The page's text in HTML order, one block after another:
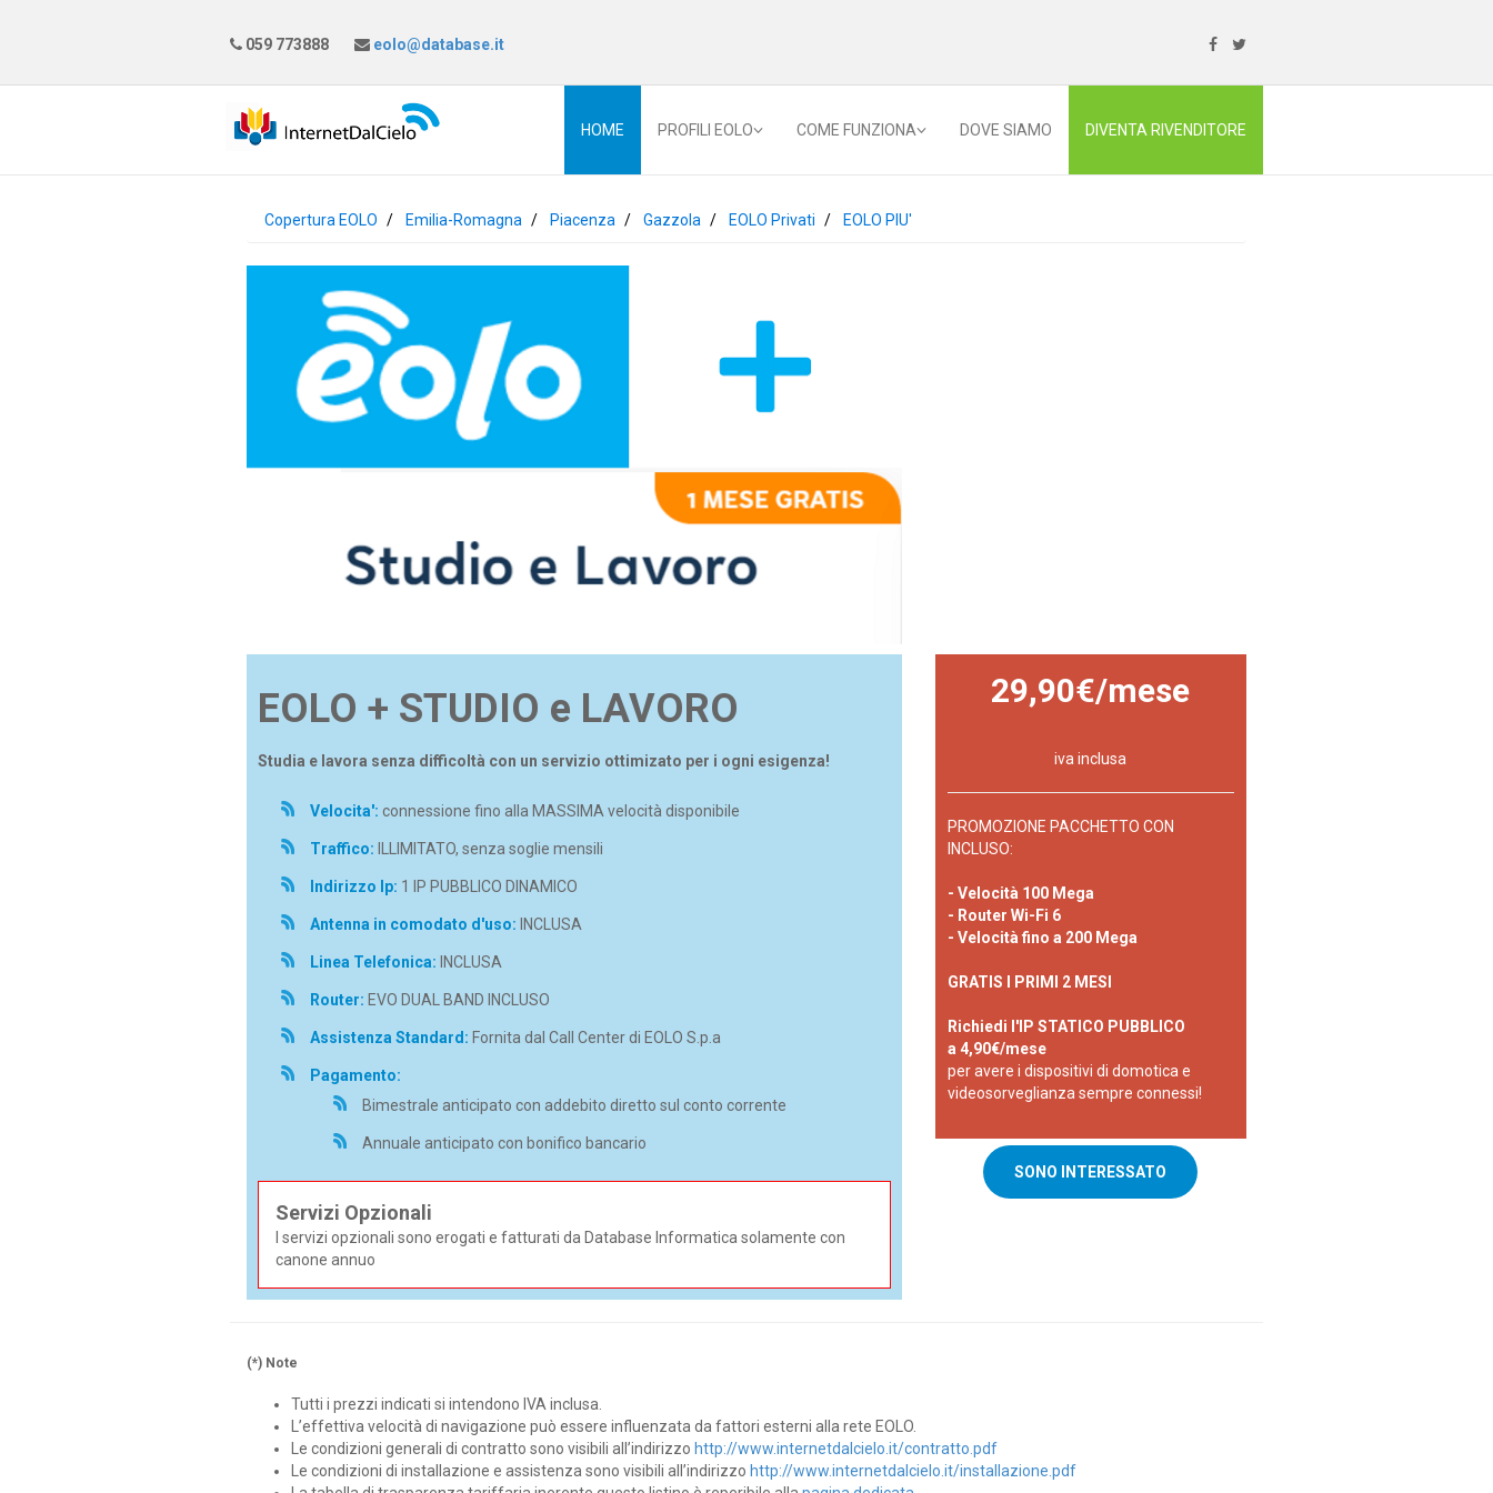
059 773888 eolo@database.it
HOME PROFILI EOLO COME FUNZIONA DOVE SIAMO DIVENTA RIVENDITORE
Copertura EOLO Emilia-Romagna Piacenza Gazzola EOLO Privati EOLO PIU'
EOLO + STUDIO e LAVORO
Studia e lavora senza difficoltà con un servizio ottimizato per i ogni esigenza!
Velocita': connessione fino alla MASSIMA velocità disponibile
Traffico: ILLIMITATO, senza soglie mensili
Indirizzo Ip: 1 IP PUBBLICO DINAMICO
Antenna in comodato d'uso: INCLUSA
Linea Telefonica: INCLUSA
Router: EVO DUAL BAND INCLUSO
Assistenza Standard: Fornita dal Call Center di EOLO S.p.a
Pagamento:
Bimestrale anticipato con addebito diretto sul conto corrente
Annuale anticipato con bonifico bancario
Servizi Opzionali
I servizi opzionali sono erogati e fatturati da Database Informatica solamente con
canone annuo
29,90€/mese
iva inclusa
PROMOZIONE PACCHETTO CON
INCLUSO:
- Velocità 100 Mega
- Router Wi-Fi 6
- Velocità fino a 200 Mega
GRATIS I PRIMI 2 MESI
Richiedi l'IP STATICO PUBBLICO
a 4,90€/mese
per avere i dispositivi di domotica e
videosorveglianza sempre connessi!
SONO INTERESSATO
(*) Note
Tutti i prezzi indicati si intendono IVA inclusa.
L’effettiva velocità di navigazione può essere influenzata da fattori esterni alla rete EOLO.
Le condizioni generali di contratto sono visibili all’indirizzo http://www.internetdalcielo.it/contratto.pdf
Le condizioni di installazione e assistenza sono visibili all’indirizzo http://www.internetdalcielo.it/installazione.pdf